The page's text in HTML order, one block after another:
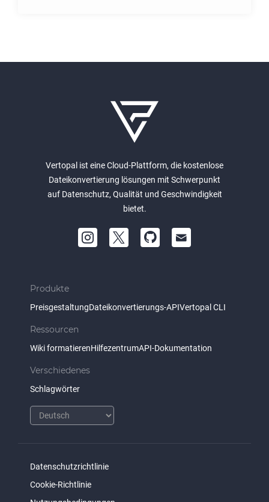
Vertopal ist eine Cloud-Plattform, die kostenlose
Dateikonvertierung lösungen mit Schwerpunkt
auf Datenschutz, Qualität und Geschwindigkeit
bietet.
Produkte
PreisgestaltungDateikonvertierungs-APIVertopal CLI
Ressourcen
Wiki formatierenHilfezentrumAPI-Dokumentation
Verschiedenes
Schlagwörter
Datenschutzrichtlinie
Cookie-Richtlinie